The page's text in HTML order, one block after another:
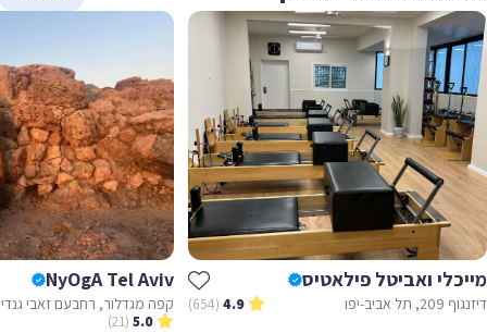
ואביטל פילאטיס
תל אביב-יפו 4.9
(654)
NyOgA Tel Aviv
5.0
(21)